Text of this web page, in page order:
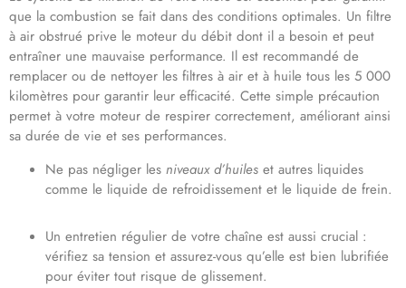
que la combustion se fait dans des conditions optimales. Un filtre
à air obstrué prive le moteur du débit dont il a besoin et peut
entraîner une mauvaise performance. Il est recommandé de
remplacer ou de nettoyer les filtres à air et à huile tous les 5 000
kilomètres pour garantir leur efficacité. Cette simple précaution
permet à votre moteur de respirer correctement, améliorant ainsi
sa durée de vie et ses performances.
Ne pas négliger les niveaux d’huiles et autres liquides
comme le liquide de refroidissement et le liquide de frein.
Un entretien régulier de votre chaîne est aussi crucial :
vérifiez sa tension et assurez-vous qu’elle est bien lubrifiée
pour éviter tout risque de glissement.